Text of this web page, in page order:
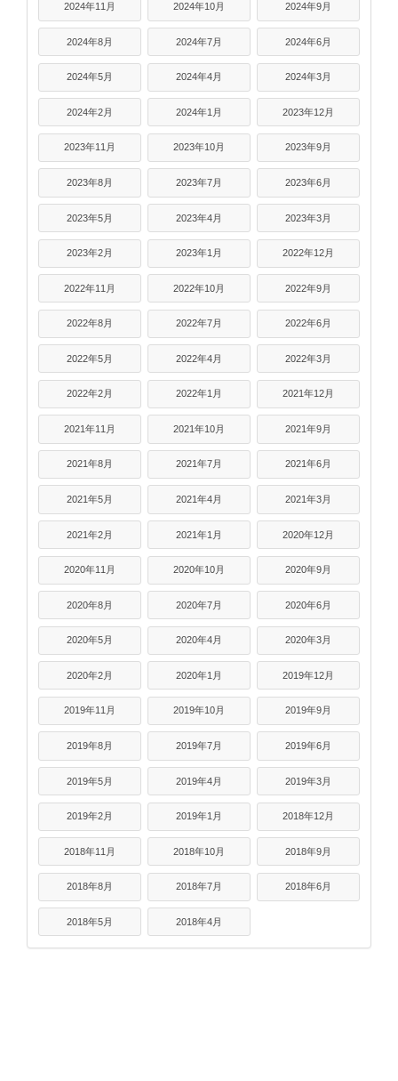
2024年11月 2024年10月 2024年9月
2024年8月 2024年7月 2024年6月
2024年5月 2024年4月 2024年3月
2024年2月 2024年1月 2023年12月
2023年11月 2023年10月 2023年9月
2023年8月 2023年7月 2023年6月
2023年5月 2023年4月 2023年3月
2023年2月 2023年1月 2022年12月
2022年11月 2022年10月 2022年9月
2022年8月 2022年7月 2022年6月
2022年5月 2022年4月 2022年3月
2022年2月 2022年1月 2021年12月
2021年11月 2021年10月 2021年9月
2021年8月 2021年7月 2021年6月
2021年5月 2021年4月 2021年3月
2021年2月 2021年1月 2020年12月
2020年11月 2020年10月 2020年9月
2020年8月 2020年7月 2020年6月
2020年5月 2020年4月 2020年3月
2020年2月 2020年1月 2019年12月
2019年11月 2019年10月 2019年9月
2019年8月 2019年7月 2019年6月
2019年5月 2019年4月 2019年3月
2019年2月 2019年1月 2018年12月
2018年11月 2018年10月 2018年9月
2018年8月 2018年7月 2018年6月
2018年5月 2018年4月